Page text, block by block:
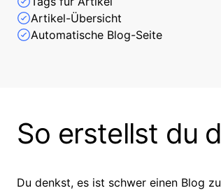
Artikel-Übersicht
Automatische Blog-Seite
So erstellst du
Du denkst, es ist schwer einen Blog